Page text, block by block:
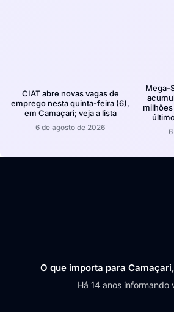
CIAT abre novas vagas de
emprego nesta quinta-feira (6),
em Camaçari; veja a lista
6 de agosto de 2026
Mega-
O que importa para
Há 14 anos informando